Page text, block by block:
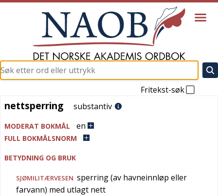
Fritekst-søk
nettsperring
nettsperring substantiv
MODERAT BOKMÅL en
FULL BOKMÅLSNORM
BETYDNING OG BRUK
SJØMILITÆRVESEN sperring (av havneinnløp eller
farvann) med utlagt nett